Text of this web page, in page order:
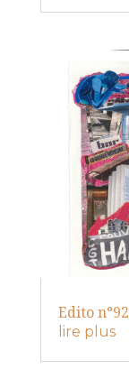
Edito n°92
lire plus